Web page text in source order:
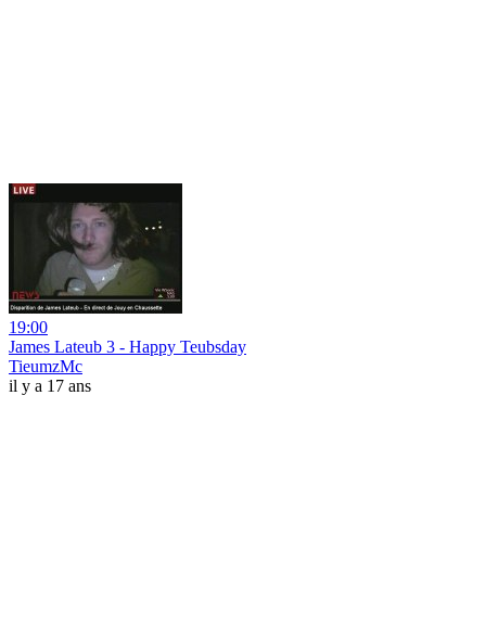
19:00
James Lateub 3 - Happy Teubsday
TieumzMc
il y a 17 ans